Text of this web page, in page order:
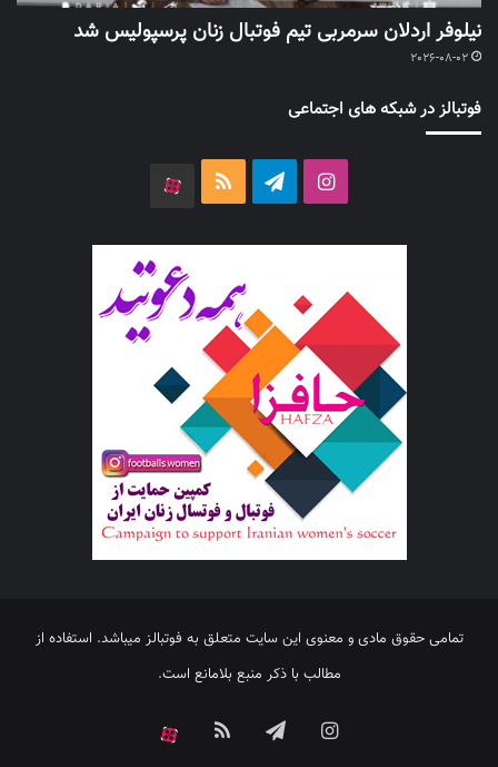
نیلوفر اردلان سرمربی تیم فوتبال زنان پرسپولیس شد
2026-08-02
فوتبالز در شبکه های اجتماعی
اینستاگرامتلگرام خوراک
تمامی حقوق مادی و معنوی این سایت متعلق به فوتبالز میباشد. استفاده از
مطالب با ذکر منبع بلامانع است.
اینستاگرامتلگرام خوراک